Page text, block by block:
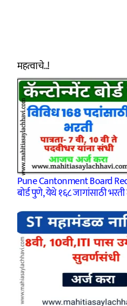
महत्वाचे..!
Pune Cantonment Board
बोर्ड पुणे, येथे १६८ जागांसाठी